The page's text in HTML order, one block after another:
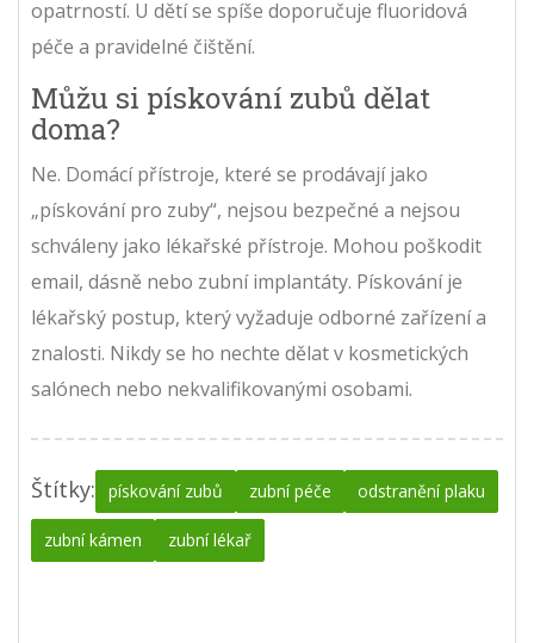
opatrností. U dětí se spíše doporučuje fluoridová
péče a pravidelné čištění.
Můžu si pískování zubů dělat
doma?
Ne. Domácí přístroje, které se prodávají jako
„pískování pro zuby“, nejsou bezpečné a nejsou
schváleny jako lékařské přístroje. Mohou poškodit
email, dásně nebo zubní implantáty. Pískování je
lékařský postup, který vyžaduje odborné zařízení a
znalosti. Nikdy se ho nechte dělat v kosmetických
salónech nebo nekvalifikovanými osobami.
Štítky: pískování zubů zubní péče odstranění plaku
zubní kámen zubní lékař